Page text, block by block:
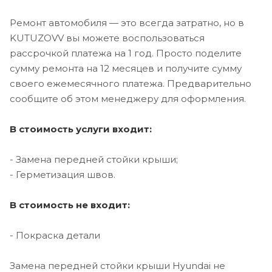
Ремонт автомобиля — это всегда затратно, но в
KUTUZOVV вы можете воспользоваться
рассрочкой платежа на 1 год. Просто поделите
сумму ремонта на 12 месяцев и получите сумму
своего ежемесячного платежа. Предварительно
сообщите об этом менеджеру для оформления.
В стоимость услуги входит:
- Замена передней стойки крыши;
- Герметизация швов.
В стоимость не входит:
- Покраска детали
Замена передней стойки крыши Hyundai не